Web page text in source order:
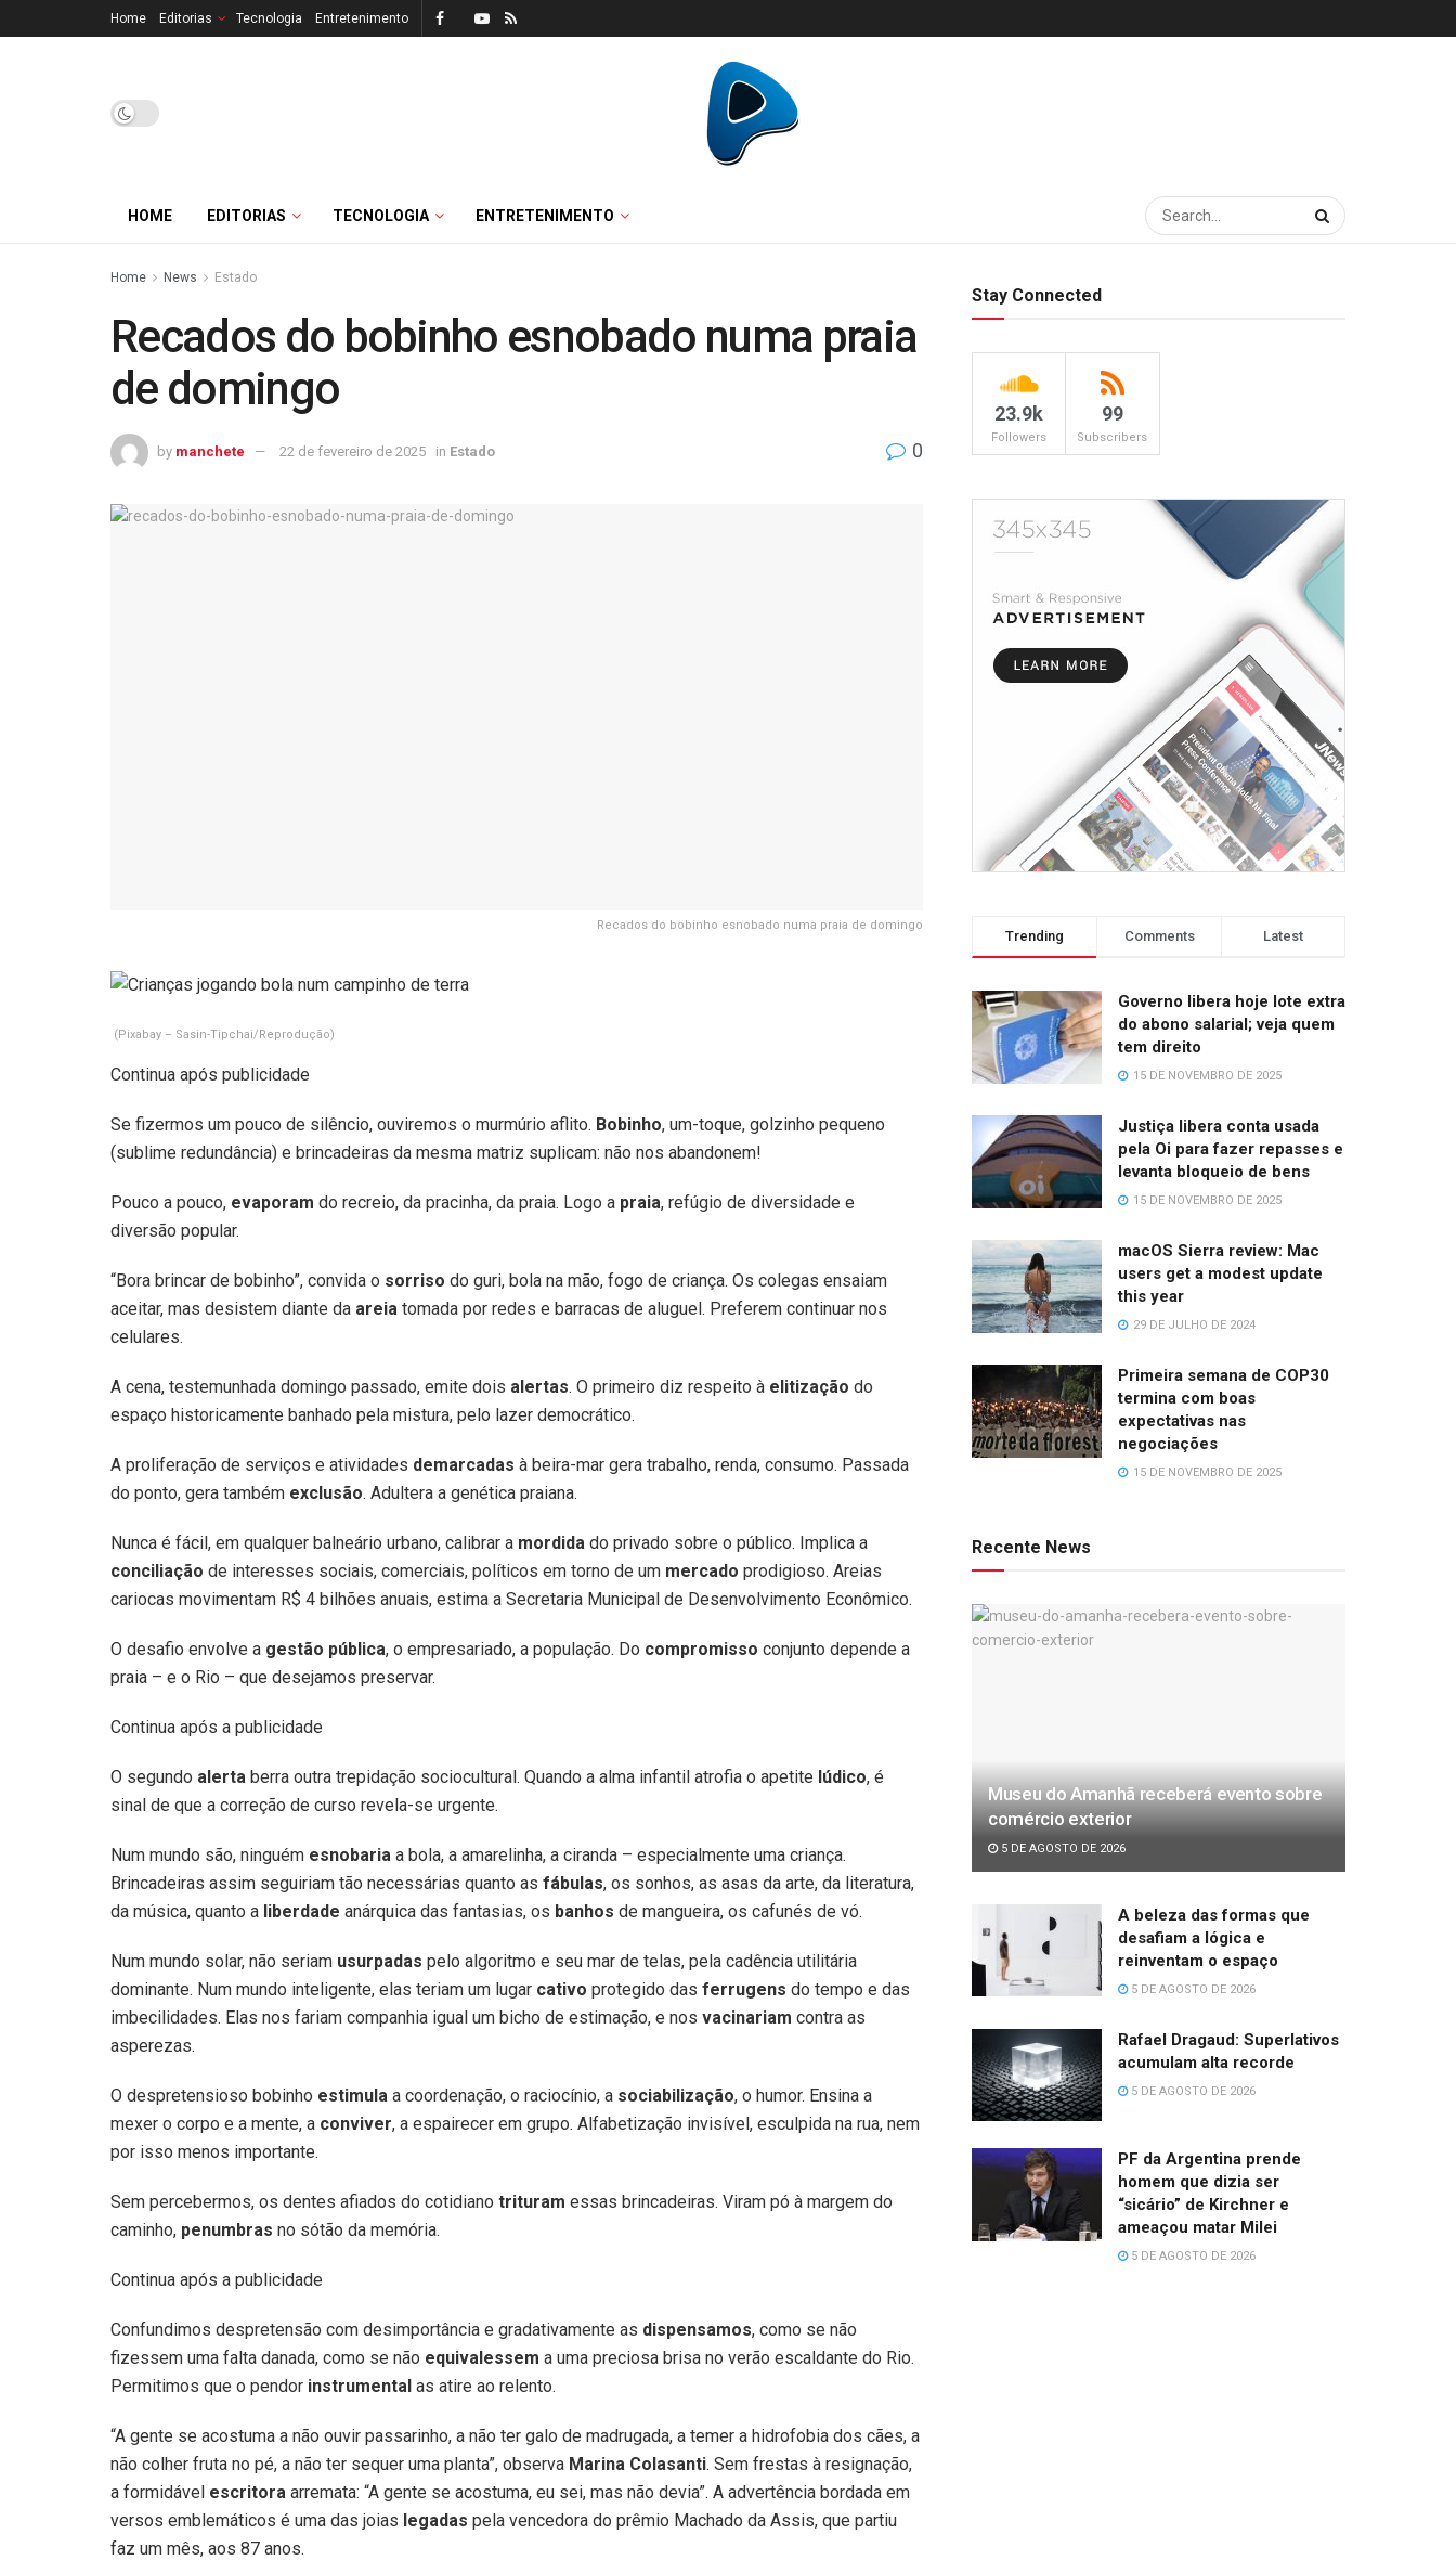
Home Editorias Tecnologia Entretenimento
HOME EDITORIAS TECNOLOGIA ENTRETENIMENTO
Home News Estado
Recados do bobinho esnobado numa praia
de domingo
by manchete 22 de fevereiro de 2025 in Estado 0
Recados do bobinho esnobado numa praia de domingo
(Pixabay – Sasin-Tipchai/Reprodução)
Continua após publicidade
Se fizermos um pouco de silêncio, ouviremos o murmúrio aflito. Bobinho, um-toque, golzinho pequeno
(sublime redundância) e brincadeiras da mesma matriz suplicam: não nos abandonem!
Pouco a pouco, evaporam do recreio, da pracinha, da praia. Logo a praia, refúgio de diversidade e
diversão popular.
“Bora brincar de bobinho”, convida o sorriso do guri, bola na mão, fogo de criança. Os colegas ensaiam
aceitar, mas desistem diante da areia tomada por redes e barracas de aluguel. Preferem continuar nos
celulares.
A cena, testemunhada domingo passado, emite dois alertas. O primeiro diz respeito à elitização do
espaço historicamente banhado pela mistura, pelo lazer democrático.
A proliferação de serviços e atividades demarcadas à beira-mar gera trabalho, renda, consumo. Passada
do ponto, gera também exclusão. Adultera a genética praiana.
Nunca é fácil, em qualquer balneário urbano, calibrar a mordida do privado sobre o público. Implica a
conciliação de interesses sociais, comerciais, políticos em torno de um mercado prodigioso. Areias
cariocas movimentam R$ 4 bilhões anuais, estima a Secretaria Municipal de Desenvolvimento Econômico.
O desafio envolve a gestão pública, o empresariado, a população. Do compromisso conjunto depende a
praia – e o Rio – que desejamos preservar.
Continua após a publicidade
O segundo alerta berra outra trepidação sociocultural. Quando a alma infantil atrofia o apetite lúdico, é
sinal de que a correção de curso revela-se urgente.
Num mundo são, ninguém esnobaria a bola, a amarelinha, a ciranda – especialmente uma criança.
Brincadeiras assim seguiriam tão necessárias quanto as fábulas, os sonhos, as asas da arte, da literatura,
da música, quanto a liberdade anárquica das fantasias, os banhos de mangueira, os cafunés de vó.
Num mundo solar, não seriam usurpadas pelo algoritmo e seu mar de telas, pela cadência utilitária
dominante. Num mundo inteligente, elas teriam um lugar cativo protegido das ferrugens do tempo e das
imbecilidades. Elas nos fariam companhia igual um bicho de estimação, e nos vacinariam contra as
asperezas.
O despretensioso bobinho estimula a coordenação, o raciocínio, a sociabilização, o humor. Ensina a
mexer o corpo e a mente, a conviver, a espairecer em grupo. Alfabetização invisível, esculpida na rua, nem
por isso menos importante.
Sem percebermos, os dentes afiados do cotidiano trituram essas brincadeiras. Viram pó à margem do
caminho, penumbras no sótão da memória.
Continua após a publicidade
Confundimos despretensão com desimportância e gradativamente as dispensamos, como se não
fizessem uma falta danada, como se não equivalessem a uma preciosa brisa no verão escaldante do Rio.
Permitimos que o pendor instrumental as atire ao relento.
“A gente se acostuma a não ouvir passarinho, a não ter galo de madrugada, a temer a hidrofobia dos cães, a
não colher fruta no pé, a não ter sequer uma planta”, observa Marina Colasanti. Sem frestas à resignação,
a formidável escritora arremata: “A gente se acostuma, eu sei, mas não devia”. A advertência bordada em
versos emblemáticos é uma das joias legadas pela vencedora do prêmio Machado da Assis, que partiu
faz um mês, aos 87 anos.
Stay Connected
23.9k
Followers
99
Subscribers
Trending Comments Latest
Governo libera hoje lote extra
do abono salarial; veja quem
tem direito
15 DE NOVEMBRO DE 2025
Justiça libera conta usada
pela Oi para fazer repasses e
levanta bloqueio de bens
15 DE NOVEMBRO DE 2025
macOS Sierra review: Mac
users get a modest update
this year
29 DE JULHO DE 2024
Primeira semana de COP30
termina com boas
expectativas nas
negociações
15 DE NOVEMBRO DE 2025
Recente News
Museu do Amanhã receberá evento sobre
comércio exterior
5 DE AGOSTO DE 2026
A beleza das formas que
desafiam a lógica e
reinventam o espaço
5 DE AGOSTO DE 2026
Rafael Dragaud: Superlativos
acumulam alta recorde
5 DE AGOSTO DE 2026
PF da Argentina prende
homem que dizia ser
“sicário” de Kirchner e
ameaçou matar Milei
5 DE AGOSTO DE 2026